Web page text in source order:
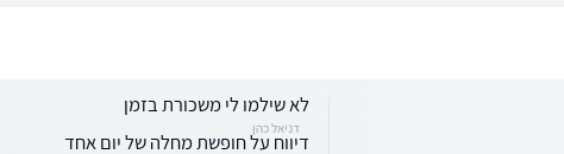
לא שילמו לי משכורת בזמן
דניאל כהן
דיווח על חופשת מחלה של יום אחד